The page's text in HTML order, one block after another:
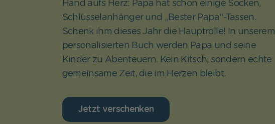
Hand aufs Herz: Papa hat schon einige Socken,
Schlüsselanhänger und „Bester Papa“-Tassen.
Schenk ihm dieses Jahr die Hauptrolle! In unserem
personalisierten Buch werden Papa und seine
Kinder zu Abenteuern. Kein Kitsch, sondern echte
gemeinsame Zeit, die im Herzen bleibt.
Jetzt verschenken